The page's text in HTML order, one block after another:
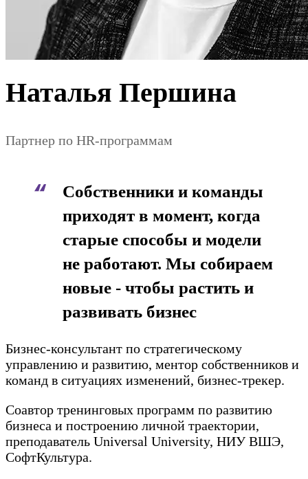
Наталья Першина
Партнер по HR-программам
Собственники и команды
приходят в момент, когда
старые способы и модели
не работают. Мы собираем
новые - чтобы растить и
развивать бизнес
Бизнес-консультант по стратегическому
управлению и развитию, ментор собственников и
команд в ситуациях изменений, бизнес-трекер.
Соавтор тренинговых программ по развитию
бизнеса и построению личной траектории,
преподаватель Universal University, НИУ ВШЭ,
СофтКультура.